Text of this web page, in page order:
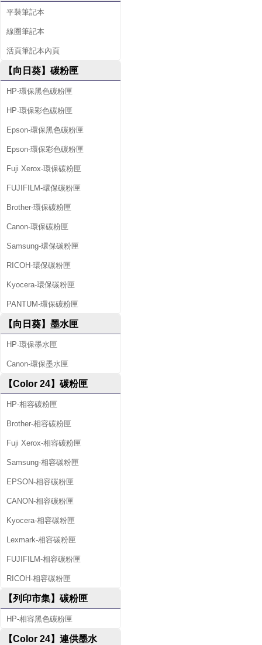
平裝筆記本
線圈筆記本
活頁筆記本內頁
【向日葵】碳粉匣
HP-環保黑色碳粉匣
HP-環保彩色碳粉匣
Epson-環保黑色碳粉匣
Epson-環保彩色碳粉匣
Fuji Xerox-環保碳粉匣
FUJIFILM-環保碳粉匣
Brother-環保碳粉匣
Canon-環保碳粉匣
Samsung-環保碳粉匣
RICOH-環保碳粉匣
Kyocera-環保碳粉匣
PANTUM-環保碳粉匣
【向日葵】墨水匣
HP-環保墨水匣
Canon-環保墨水匣
【Color 24】碳粉匣
HP-相容碳粉匣
Brother-相容碳粉匣
Fuji Xerox-相容碳粉匣
Samsung-相容碳粉匣
EPSON-相容碳粉匣
CANON-相容碳粉匣
Kyocera-相容碳粉匣
Lexmark-相容碳粉匣
FUJIFILM-相容碳粉匣
RICOH-相容碳粉匣
【列印市集】碳粉匣
HP-相容黑色碳粉匣
【Color 24】連供墨水